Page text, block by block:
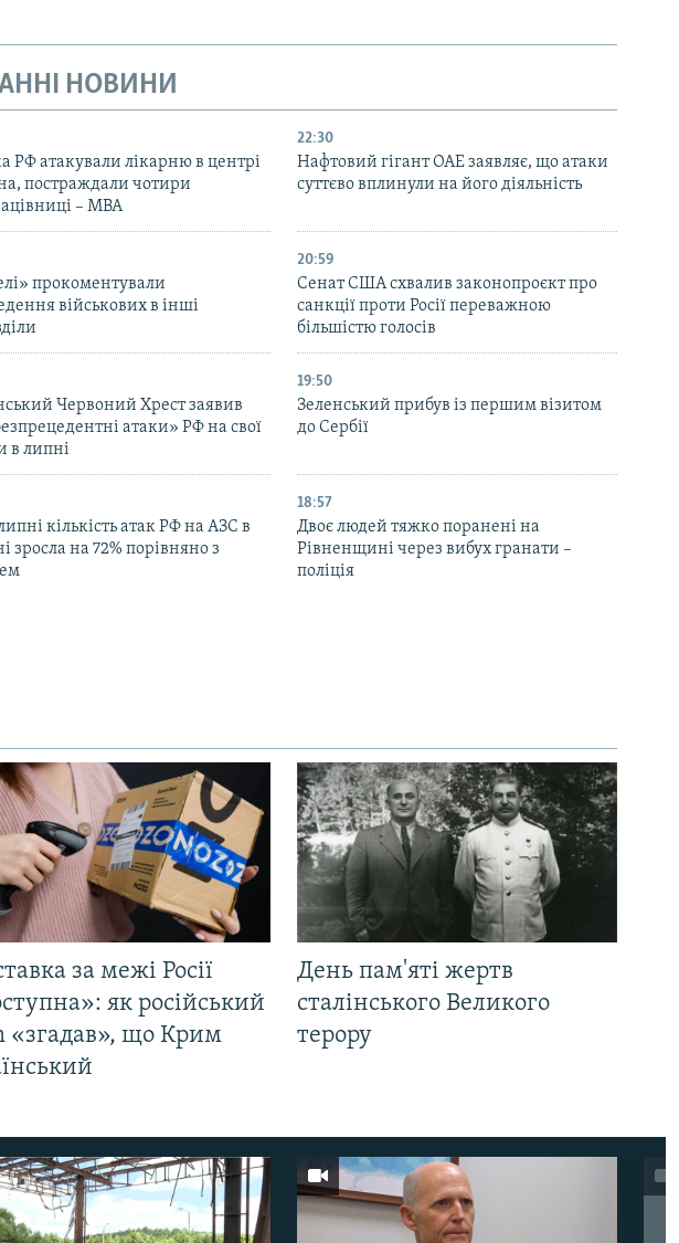
НОВИНИ
РФ атакували лікарню в центрі
постраждали чотири
– МВА
22:30
Нафтовий гігант ОАЕ заявляє, що атаки
суттєво вплинули на його діяльність
прокоментували
військових в інші
20:59
Cенат США схвалив законопроєкт про
санкції проти Росії переважною
більшістю голосів
Червоний Хрест заявив
атаки» РФ на свої
в липні
19:50
Зеленський прибув із першим візитом
до Сербії
кількість атак РФ на АЗС в
зросла на 72% порівняно з
18:57
Двоє людей тяжко поранені на
Рівненщині через вибух гранати –
поліція
за межі Росії
як російський
«згадав», що Крим
День пам'яті жертв
сталінського Великого
терору